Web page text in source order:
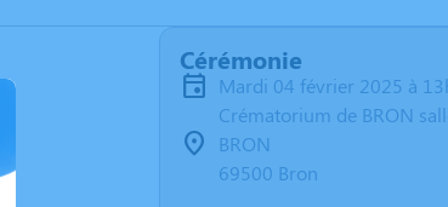
Cérémonie
mardi 04 février 2025 à
Crématorium de BRON
BRON
69500 Bron